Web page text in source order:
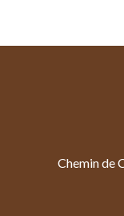
Chemin de